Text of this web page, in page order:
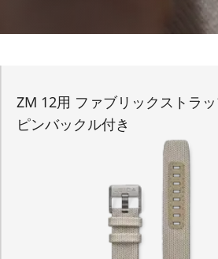
ZM 12用 ファブリックストラ
ピンバックル付き